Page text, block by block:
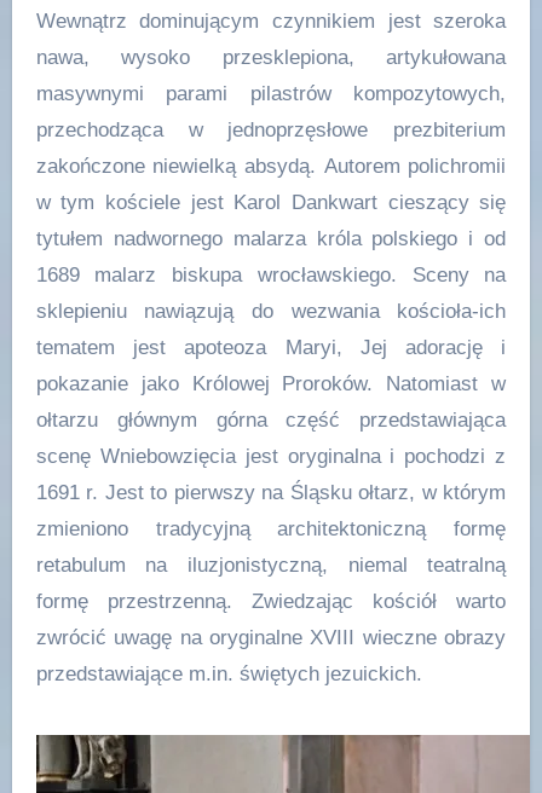
Wewnątrz dominującym czynnikiem jest szeroka
nawa, wysoko przesklepiona, artykułowana
masywnymi parami pilastrów kompozytowych,
przechodząca w jednoprzęsłowe prezbiterium
zakończone niewielką absydą. Autorem polichromii
w tym kościele jest Karol Dankwart cieszący się
tytułem nadwornego malarza króla polskiego i od
1689 malarz biskupa wrocławskiego. Sceny na
sklepieniu nawiązują do wezwania kościoła-ich
tematem jest apoteoza Maryi, Jej adorację i
pokazanie jako Królowej Proroków. Natomiast w
ołtarzu głównym górna część przedstawiająca
scenę Wniebowzięcia jest oryginalna i pochodzi z
1691 r. Jest to pierwszy na Śląsku ołtarz, w którym
zmieniono tradycyjną architektoniczną formę
retabulum na iluzjonistyczną, niemal teatralną
formę przestrzenną. Zwiedzając kościół warto
zwrócić uwagę na oryginalne XVIII wieczne obrazy
przedstawiające m.in. świętych jezuickich.